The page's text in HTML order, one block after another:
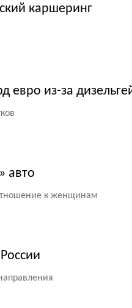
каршеринг
евро из-за
авто
к женщинам